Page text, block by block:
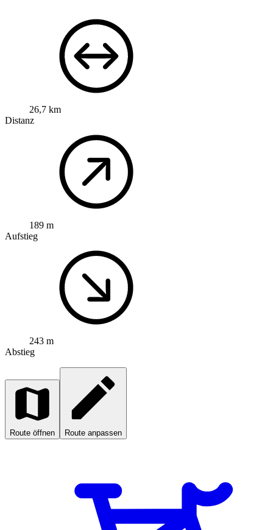
26,7 km
Distanz
189 m
Aufstieg
243 m
Abstieg
Route öffnen Route anpassen